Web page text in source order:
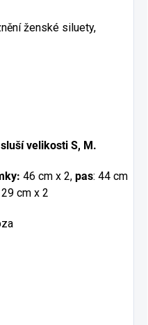
ženské siluety,
velikosti S, M.
46 cm x 2, pas: 44 cm
29 cm x 2